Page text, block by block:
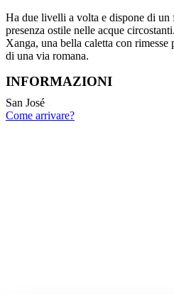
Ha due livelli a volta e dispone di un
presenza ostile nelle acque
Xanga, una bella caletta con rimesse
di una via romana.
INFORMAZIONI
San José
Come arrivare?